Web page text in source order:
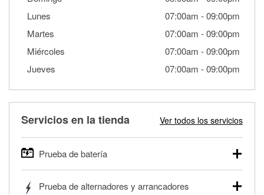
Lunes
07:00am -09:00pm
Martes
07:00am -09:00pm
Miércoles
07:00am -09:00pm
Jueves
07:00am -09:00pm
Servicios en la tienda Ver todos los servicios
Prueba de batería
autos, camionetas, SUVs, vehículos comerciales y
Prueba de alternadores y arrancadores